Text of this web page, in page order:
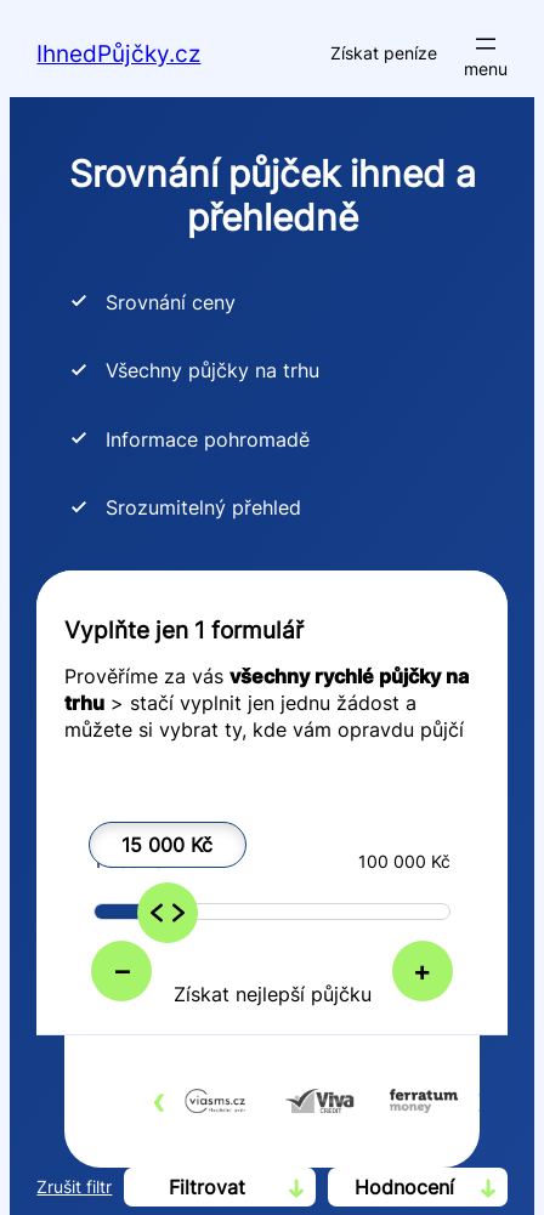
IhnedPůjčky.cz Získat peníze
Srovnání půjček ihned a
přehledně
Srovnání ceny
Všechny půjčky na trhu
Informace pohromadě
Srozumitelný přehled
Vyplňte jen 1 formulář
Prověříme za vás všechny rychlé půjčky na
trhu> stačí vyplnit jen jednu žádost a
můžete si vybrat ty, kde vám opravdu půjčí
15 000 Kč
– +
1 000 Kč 100 000 Kč
Získat nejlepší půjčku
‹ ›
Zrušit filtr Filtrovat Hodnocení